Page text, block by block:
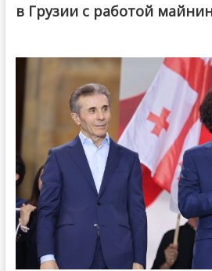
в Грузии с работой